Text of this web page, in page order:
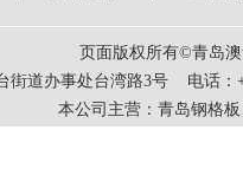
页面版权所有©青岛
街道办事处台湾路3号 电话：
本公司主营： 青岛钢格板